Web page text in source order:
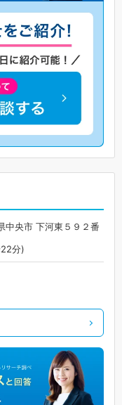
央市 下河東５９２番
分)